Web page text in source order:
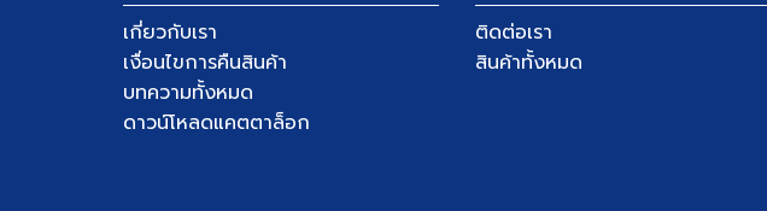
เกี่ยวกับเรา
เงื่อนไขการคืนสินค้า
บทความทั้งหมด
ดาวน์โหลดแคตตาล็อก
ติดต่อเรา
สินค้าทั้งหมด